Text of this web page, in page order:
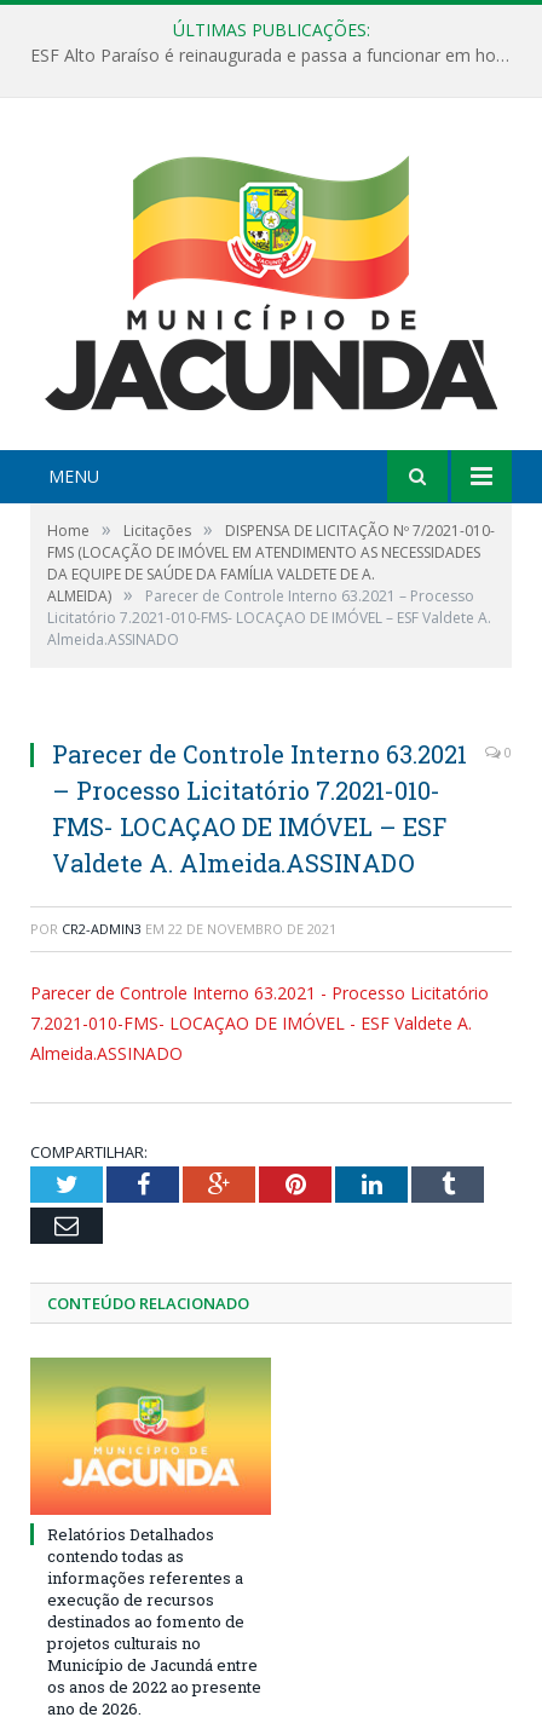
ÚLTIMAS PUBLICAÇÕES:
ESF Alto Paraíso é reinaugurada e passa a funcionar em horário estendido
MENU
Home » Licitações »
DISPENSA DE LICITAÇÃO Nº 7/2021-010-
FMS (LOCAÇÃO DE IMÓVEL EM ATENDIMENTO AS NECESSIDADES
DA EQUIPE DE SAÚDE DA FAMÍLIA VALDETE DE A.
ALMEIDA) »
Parecer de Controle Interno 63.2021 – Processo
Licitatório 7.2021-010-FMS- LOCAÇAO DE IMÓVEL – ESF Valdete A.
Almeida.ASSINADO
Parecer de Controle Interno 63.2021
– Processo Licitatório 7.2021-010-
FMS- LOCAÇAO DE IMÓVEL – ESF
Valdete A. Almeida.ASSINADO
0
POR CR2-ADMIN3 EM 22 DE NOVEMBRO DE 2021
Parecer de Controle Interno 63.2021 - Processo Licitatório
7.2021-010-FMS- LOCAÇAO DE IMÓVEL - ESF Valdete A.
Almeida.ASSINADO
COMPARTILHAR:
TwitterFacebookGoogle+PinterestLinkedInTumblr
Email
CONTEÚDO RELACIONADO
Relatórios Detalhados
contendo todas as
informações referentes a
execução de recursos
destinados ao fomento de
projetos culturais no
Município de Jacundá entre
os anos de 2022 ao presente
ano de 2026.